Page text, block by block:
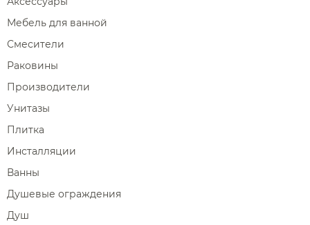
Мебель для ванной
Смесители
Раковины
Производители
Унитазы
Плитка
Инсталляции
Ванны
Душевые ограждения
Душ